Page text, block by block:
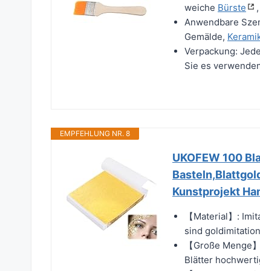
weiche Bürste
Anwendbare
Gemälde,
Verpackung:
Sie es
EMPFEHLUNG NR. 8
UKOFEW 100
Kunstprojekt
【Material】:
sind
【Große
Blätter